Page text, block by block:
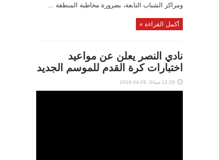
ومراكز الشباب التابعة، بضرورة مخاطبة المنطقة ...
أكمل القراءة »
نادي النصر يعلن عن مواعيد
اختبارات كرة القدم للموسم الجديد
12:29 صباحًا ,29-04-2018